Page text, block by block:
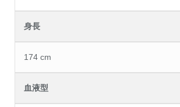
身長
174 cm
血液型